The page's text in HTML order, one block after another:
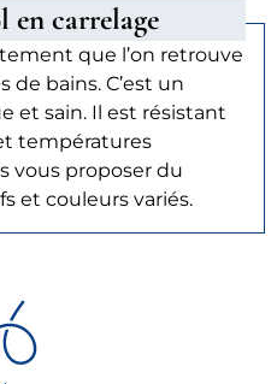
en carrelage
que l’on retrouve
de bains. C’est un
et sain. Il est résistant
températures
vous proposer du
et couleurs variés.